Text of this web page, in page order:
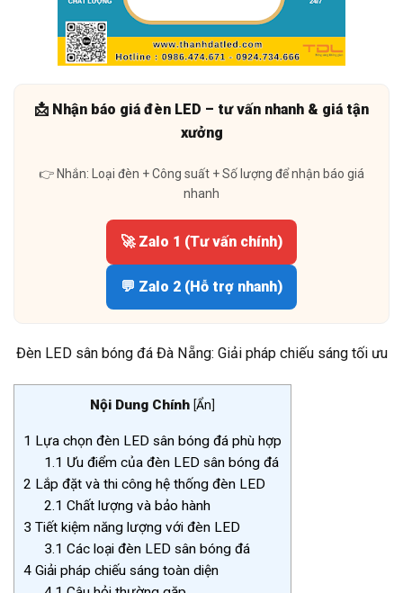
📩 Nhận báo giá đèn LED – tư vấn nhanh & giá tận
xưởng
👉 Nhắn: Loại đèn + Công suất + Số lượng để nhận báo giá
nhanh
🚀 Zalo 1 (Tư vấn chính)
💬 Zalo 2 (Hỗ trợ nhanh)
Đèn LED sân bóng đá Đà Nẵng: Giải pháp chiếu sáng tối ưu
Nội Dung Chính [Ẩn]
1 Lựa chọn đèn LED sân bóng đá phù hợp
1.1 Ưu điểm của đèn LED sân bóng đá
2 Lắp đặt và thi công hệ thống đèn LED
2.1 Chất lượng và bảo hành
3 Tiết kiệm năng lượng với đèn LED
3.1 Các loại đèn LED sân bóng đá
4 Giải pháp chiếu sáng toàn diện